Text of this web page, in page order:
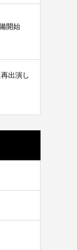
開始
出演し